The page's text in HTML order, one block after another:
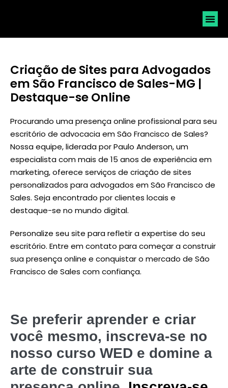
Criação de Sites para Advogados
em São Francisco de Sales-MG |
Destaque-se Online
Procurando uma presença online profissional para seu
escritório de advocacia em São Francisco de Sales?
Nossa equipe, liderada porPaulo Anderson, um
especialista com mais de 15 anos de experiência em
marketing, oferece serviços de criação de sites
personalizados para advogados em São Francisco de
Sales. Seja encontrado por clientes locais e
destaque-se no mundo digital.
Personalize seu site para refletir a expertise do seu
escritório. Entre em contato para começar a construir
sua presença online e conquistar o mercado de São
Francisco de Sales com confiança.
Se preferir aprender e criar
você mesmo, inscreva-se no
nosso curso WED e domine a
arte de construir sua